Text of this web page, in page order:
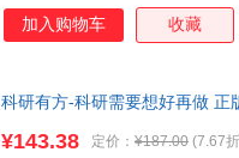
具四方面，系统地介绍了科研
一些独特经验和技巧。通过阅
年级、硕士和博士研究生阅读。
加入购物车 收藏
科研有方-科研需要想好再做 正
¥143.38 定价： ¥187.00 (7.67